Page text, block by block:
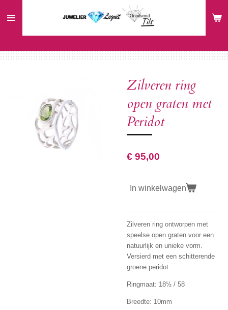
direct
hoofdinhoud
Zilveren ring
open graten met
Peridot
€ 95,00
In winkelwagen
Zilveren ring ontworpen met
speelse open graten voor een
natuurlijk en unieke vorm.
Versierd met een schitterende
groene peridot.
Ringmaat: 18½ / 58
Breedte: 10mm